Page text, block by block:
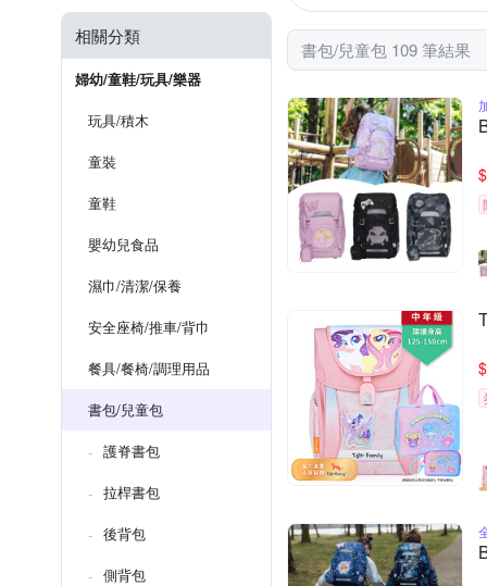
相關分類
婦幼/童鞋/玩具/樂器
玩具/積木
童裝
童鞋
嬰幼兒食品
濕巾/清潔/保養
安全座椅/推車/背巾
餐具/餐椅/調理用品
書包/兒童包
護脊書包
拉桿書包
後背包
側背包
書包/兒童包 109 筆結果
$
$